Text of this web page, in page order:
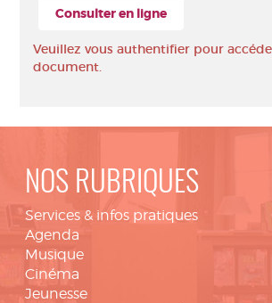
Consulter en ligne
Veuillez vous authentifier pour
document.
NOS RUBRIQUES
Services & infos pratiques
Agenda
Musique
Cinéma
Jeunesse